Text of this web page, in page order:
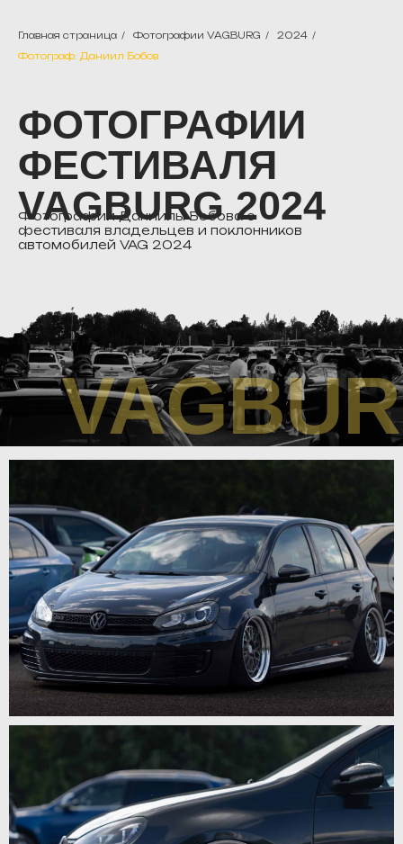
Главная страница / Фотографии VAGBURG / 2024 /
Фотограф: Даниил Бобов
ФОТОГРАФИИ
ФЕСТИВАЛЯ
VAGBURG 2024
Фотографии Даниилы Бобова с
фестиваля владельцев и поклонников
автомобилей VAG 2024